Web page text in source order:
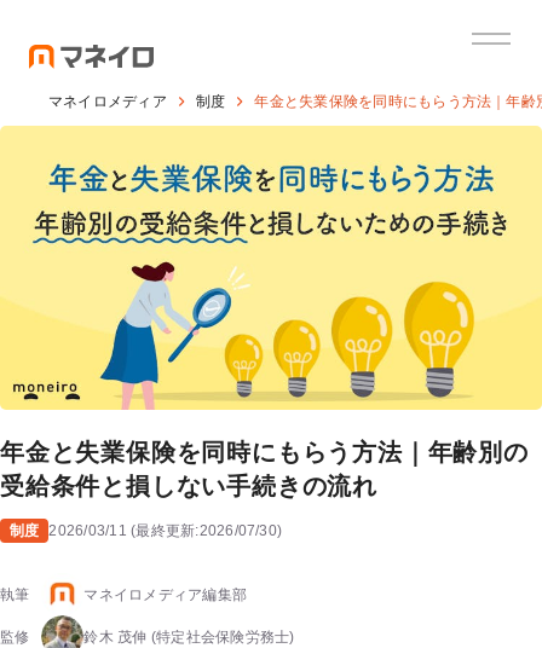
マネイロメディア 制度 年金と失業保険を同時にもらう方法｜年
年金と失業保険を同時にもらう方法｜年齢別の
受給条件と損しない手続きの流れ
制度 2026/03/11 (最終更新:2026/07/30)
執筆 マネイロメディア編集部
監修 鈴木 茂伸 (特定社会保険労務士)